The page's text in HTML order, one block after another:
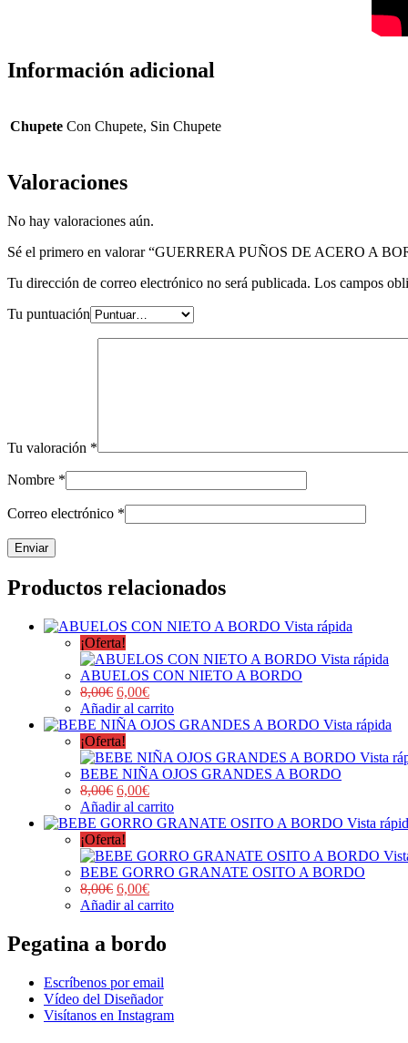
Información adicional
Chupete Con Chupete, Sin Chupete
Valoraciones
No hay valoraciones aún.
Sé el primero en valorar “GUERRERA PUÑOS DE ACERO A
Tu dirección de correo electrónico no será publicada. Los campos
Tu puntuación
Tu valoración *
Nombre *
Correo electrónico *
Productos relacionados
Vista rápida
¡Oferta!
Vista rápida
ABUELOS CON NIETO A BORDO
8,00€ 6,00€
Añadir al carrito
Vista rápida
¡Oferta!
Vista
BEBE NIÑA OJOS GRANDES A BORDO
8,00€ 6,00€
Añadir al carrito
Vista
¡Oferta!
BEBE GORRO GRANATE OSITO A BORDO
8,00€ 6,00€
Añadir al carrito
Pegatina a bordo
Escríbenos por email
Vídeo del Diseñador
Visítanos en Instagram